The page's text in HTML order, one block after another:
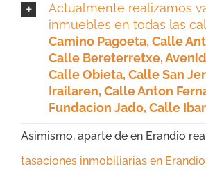
Actualmente realizamos
inmuebles en todas las
Camino Pagoeta, Calle
Calle Bereterretxe,
Calle Obieta, Calle San
Irailaren, Calle Anton
Fundacion Jado, Calle
Asimismo, aparte de en Erandio
tasaciones inmobiliarias en Erandio